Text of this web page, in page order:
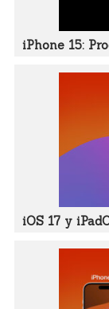
iPhone 15:
iOS 17 y